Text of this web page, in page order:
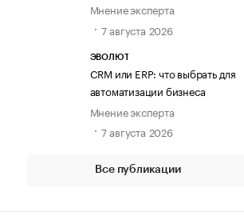
Мнение эксперта
7 августа 2026
ЭВОЛЮТ
CRM или ERP: что выбрать для
автоматизации бизнеса
Мнение эксперта
7 августа 2026
Все публикации